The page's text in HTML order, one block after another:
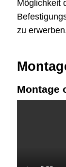
Möglichkeit
zu
Montage